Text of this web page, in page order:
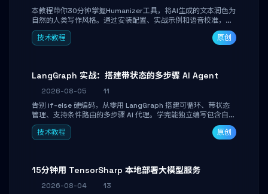
本教程带你30分钟掌握Humanizer工具，将AI生成的文本润色为
自然的人类写作风格。通过安装配置、实战示例和语音校准，让
你的内容告别AI痕迹，匹配个人写作习惯，适合内容创作者和技
术博主。
技术教程 原创
LangGraph 实战：搭建带状态的多步骤 AI Agent
2026-08-05
11
告别 if-else 硬编码，从零用 LangGraph 搭建可循环、带状态
管理、支持条件路由的多步骤 AI 代理。学完能独立编写包含自动
决策、工具调用和持久化状态的复杂工作流，并避开递归溢出、
状态丢失等常见坑点。
技术教程 原创
15分钟用 TensorSharp 本地部署大模型服务
2026-08-04
13